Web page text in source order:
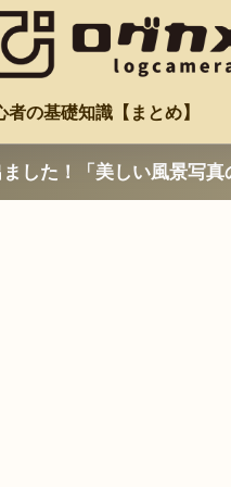
者の基礎知識【まとめ】
した！「美しい風景写真